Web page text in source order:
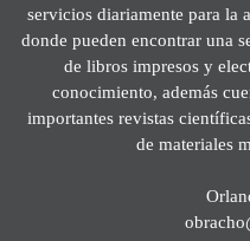
servicios diariamente para la
donde pueden encontrar una
de libros impresos y
conocimiento, además
importantes revistas
de materiales